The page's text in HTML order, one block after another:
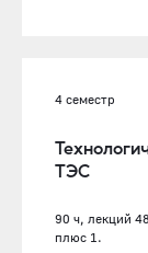
4 семестр
ТЭС
90 ч, лекций
плюс 1.